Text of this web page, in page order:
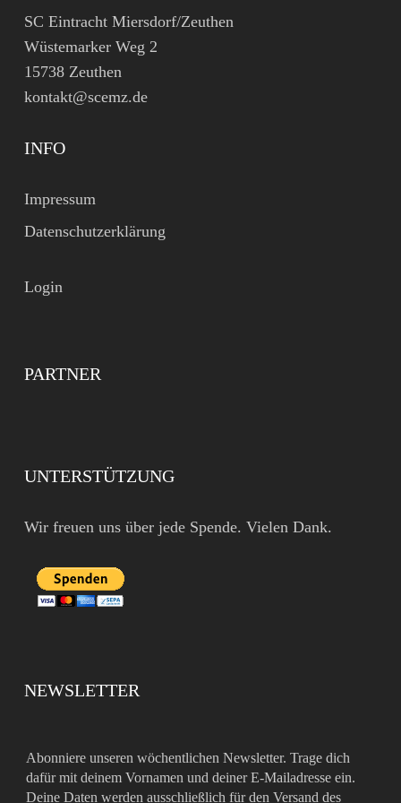
SC Eintracht Miersdorf/Zeuthen
Wüstemarker Weg 2
15738 Zeuthen
kontakt@scemz.de
INFO
Impressum
Datenschutzerklärung
Login
PARTNER
UNTERSTÜTZUNG
Wir freuen uns über jede Spende. Vielen Dank.
NEWSLETTER
Abonniere unseren wöchentlichen Newsletter. Trage dich
dafür mit deinem Vornamen und deiner E-Mailadresse ein.
Deine Daten werden ausschließlich für den Versand des